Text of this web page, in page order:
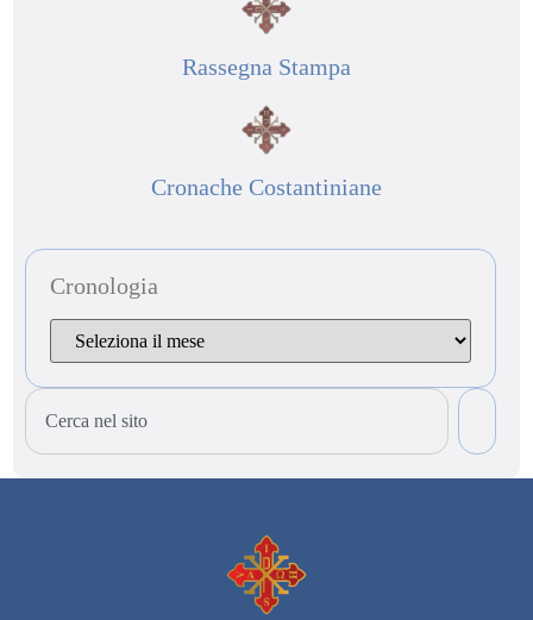
Rassegna Stampa
Cronache Costantiniane
Cronologia